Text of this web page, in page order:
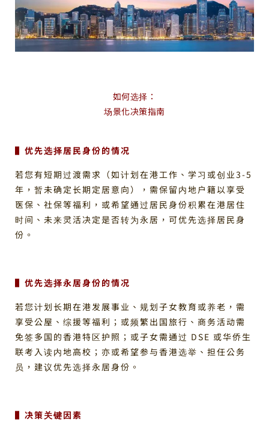
如何选择：
场景化决策指南
▌优先选择居民身份的情况
若您有短期过渡需求（如计划在港工作、学习或创业3-5
年，暂未确定长期定居意向），需保留内地户籍以享受
医保、社保等福利，或希望通过居民身份积累在港居住
时间、未来灵活决定是否转为永居，可优先选择居民身
份。
▌优先选择永居身份的情况
若您计划长期在港发展事业、规划子女教育或养老，需
享受公屋、综援等福利；或频繁出国旅行、商务活动需
免签多国的香港特区护照；或子女需通过 DSE 或华侨生
联考入读内地高校；亦或希望参与香港选举、担任公务
员，建议优先选择永居身份。
▌决策关键因素